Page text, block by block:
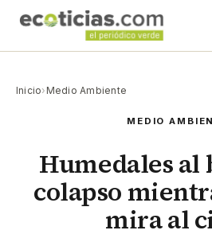
Inicio› Medio Ambiente
MEDIO
Humedales al
colapso
mira al